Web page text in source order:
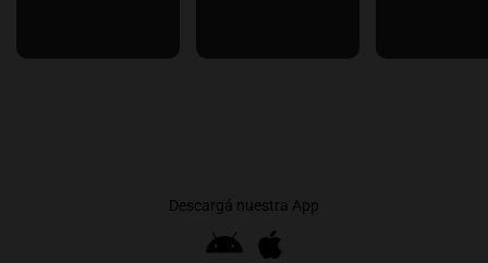
Descargá nuestra App